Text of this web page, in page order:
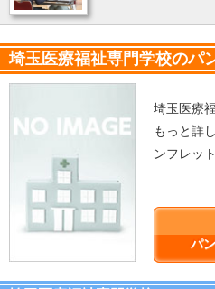
埼玉医療福祉専門学校のパ
埼玉医療
もっと詳
ンフレッ
パ